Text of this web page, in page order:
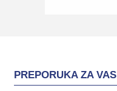
PREPORUKA ZA VAS